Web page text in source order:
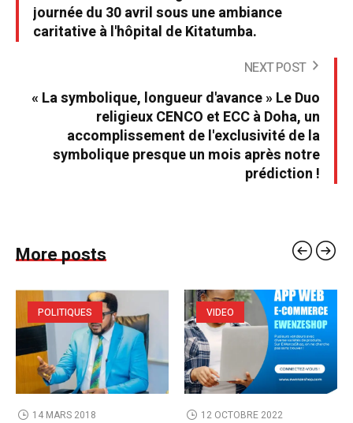
journée du 30 avril sous une ambiance
caritative à l'hôpital de Kitatumba.
NEXT POST
« La symbolique, longueur d'avance » Le Duo
religieux CENCO et ECC à Doha, un
accomplissement de l'exclusivité de la
symbolique presque un mois après notre
prédiction !
More posts
POLITIQUES
14 MARS 2018
VIDEO
12 OCTOBRE 2022